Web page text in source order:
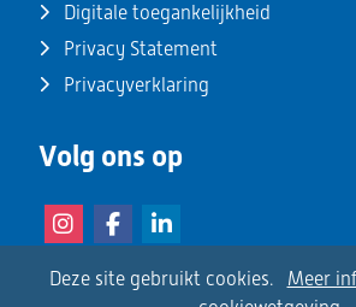
CookiesDeze site gebruikt cookies.
Meer
Digitale toegankelijkheid
Privacy Statement
Privacyverklaring
Volg ons op
Instagram
(opent
Facebook
(opent
LinkedIn
(opent